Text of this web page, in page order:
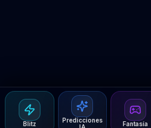
Blitz
Predicciones
Fantasía